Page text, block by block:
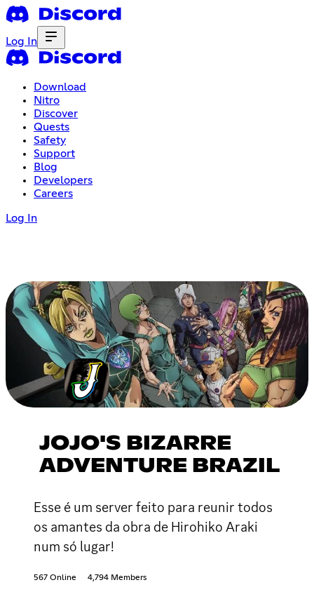
Log In
Download
Nitro
Discover
Quests
Safety
Support
Blog
Developers
Careers
Log In
JOJO'S BIZARRE
ADVENTURE BRAZIL
Esse é um server feito para reunir todos
os amantes da obra de Hirohiko Araki
num só lugar!
567 Online 4,794 Members